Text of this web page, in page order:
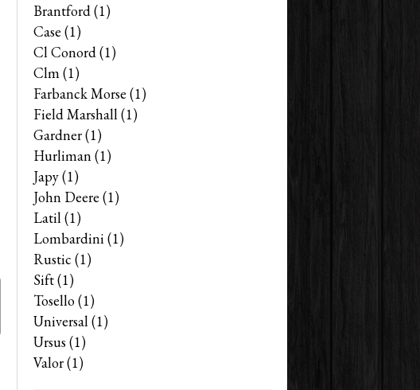
Brantford(1)
Case (1)
Cl Conord(1)
Clm(1)
Farbanck Morse (1)
Field Marshall(1)
Gardner(1)
Hurliman(1)
Japy(1)
John Deere (1)
Latil(1)
Lombardini(1)
Rustic (1)
Sift(1)
Tosello(1)
Universal(1)
Ursus (1)
Valor(1)